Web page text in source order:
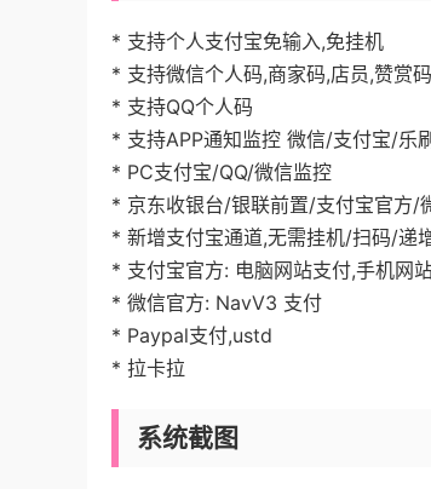
* 支持个人支付宝免输入,免挂机
* 支持微信个人码,商家码,店员,赞赏
* 支持QQ个人码
* 支持APP通知监控 微信/支付宝/乐
* PC支付宝/QQ/微信监控
* 京东收银台/银联前置/支付宝官方/
* 新增支付宝通道,无需挂机/扫码/递
* 支付宝官方: 电脑网站支付,手机网
* 微信官方: NavV3 支付
* Paypal支付,ustd
* 拉卡拉
系统截图